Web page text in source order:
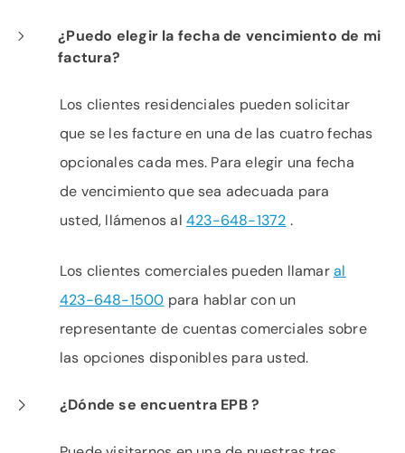
¿Puedo elegir la fecha de vencimiento de mi
factura?
Los clientes residenciales pueden solicitar
que se les facture en una de las cuatro fechas
opcionales cada mes. Para elegir una fecha
de vencimiento que sea adecuada para
usted, llámenos al 423-648-1372 .
Los clientes comerciales pueden llamaral
423-648-1500 para hablar con un
representante de cuentas comerciales sobre
las opciones disponibles para usted.
¿Dónde se encuentra EPB ?